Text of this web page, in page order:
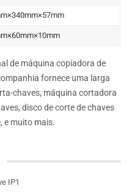
de máquina copiadora de
fornece uma larga
chaves, máquina cortadora
disco de corte de chaves
e muito mais.
IP1